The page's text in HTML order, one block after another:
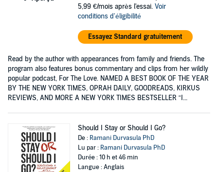
5,99 €/mois après l'essai. Voir
conditions d'éligibilité
Essayez Standard gratuitement
Read by the author with appearances from family and friends. The
program also features bonus commentary and clips from her wildly
popular podcast, For The Love. NAMED A BEST BOOK OF THE YEAR
BY THE NEW YORK TIMES, OPRAH DAILY, GOODREADS, KIRKUS
REVIEWS, AND MORE A NEW YORK TIMES BESTSELLER “I...
Should I Stay or Should I Go?
De : Ramani Durvasula PhD
Lu par : Ramani Durvasula PhD
Durée : 10 h et 46 min
Langue : Anglais